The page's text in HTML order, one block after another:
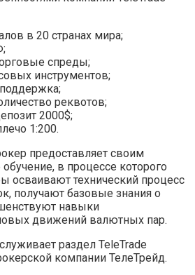
в 20 странах мира;
спреды;
инструментов;
поддержка;
реквотов;
2000$;
1:200.
предоставляет своим
в процессе которого
осваивают технический процесс
получают базовые знания о
навыки
движений валютных пар.
раздел TeleTrade
компании ТелеТрейд.